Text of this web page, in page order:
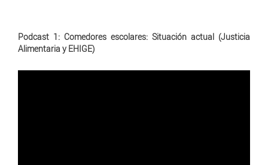
Podcast 1: Comedores escolares: Situación actual (Justicia
Alimentaria y EHIGE)